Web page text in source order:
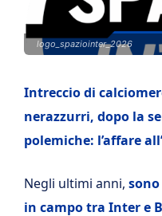
logo_spaziointer_2026
Intreccio di
nerazzurri, dopo la
polemiche: l’affare
Negli ultimi anni,
in campo tra Inter e